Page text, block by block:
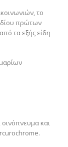
το
πρώτων
τα εξής είδη
και